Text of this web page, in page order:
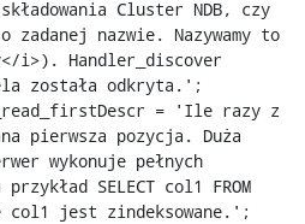
Cluster NDB, czy
nazwie. Nazywamy to
i>). Handler_discover
została odkryta.';
pierwsza pozycja. Duża
wykonuje pełnych
SELECT col1 FROM
col1 jest zindeksowane.';